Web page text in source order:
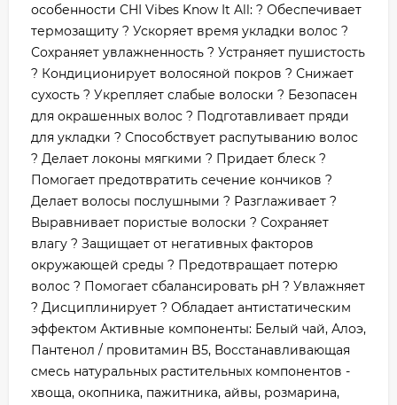
особенности CHI Vibes Know It All: ? Обеспечивает
термозащиту ? Ускоряет время укладки волос ?
Сохраняет увлажненность ? Устраняет пушистость
? Кондиционирует волосяной покров ? Снижает
сухость ? Укрепляет слабые волоски ? Безопасен
для окрашенных волос ? Подготавливает пряди
для укладки ? Способствует распутыванию волос
? Делает локоны мягкими ? Придает блеск ?
Помогает предотвратить сечение кончиков ?
Делает волосы послушными ? Разглаживает ?
Выравнивает пористые волоски ? Сохраняет
влагу ? Защищает от негативных факторов
окружающей среды ? Предотвращает потерю
волос ? Помогает сбалансировать pH ? Увлажняет
? Дисциплинирует ? Обладает антистатическим
эффектом Активные компоненты: Белый чай, Алоэ,
Пантенол / провитамин B5, Восстанавливающая
смесь натуральных растительных компонентов -
хвоща, окопника, пажитника, айвы, розмарина,